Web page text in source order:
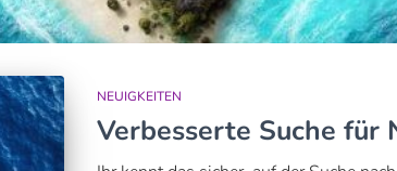
NEUIGKEITEN
Verbesserte Suche für